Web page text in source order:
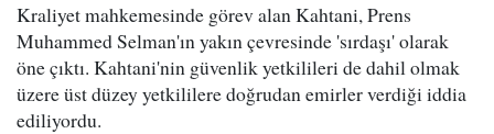
Kraliyet mahkemesinde görev alan Kahtani, Prens
Muhammed Selman'ın yakın çevresinde 'sırdaşı' olarak
öne çıktı. Kahtani'nin güvenlik yetkilileri de dahil olmak
üzere üst düzey yetkililere doğrudan emirler verdiği iddia
ediliyordu.